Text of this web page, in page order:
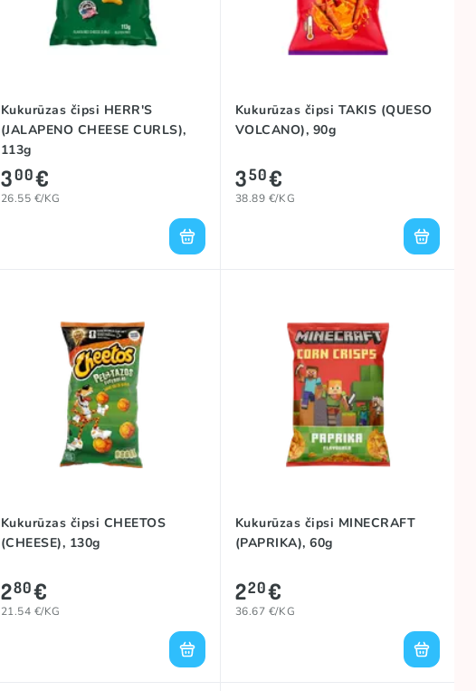
Kukurūzas čipsi HERR'S
(JALAPENO CHEESE CURLS),
113g
300€
26.55 €/KG
Kukurūzas čipsi TAKIS (QUESO
VOLCANO), 90g
350€
38.89 €/KG
Kukurūzas čipsi CHEETOS
(CHEESE), 130g
280€
21.54 €/KG
Kukurūzas čipsi MINECRAFT
(PAPRIKA), 60g
220€
36.67 €/KG